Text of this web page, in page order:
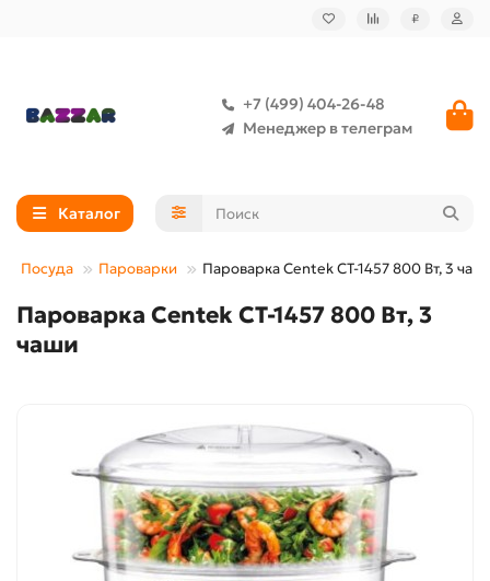
₽
+7 (499) 404-26-48
Менеджер в телеграм
Каталог
Посуда Пароварки Пароварка Centek CT-1457 800 Вт, 3
Пароварка Centek CT-1457 800 Вт, 3
чаши